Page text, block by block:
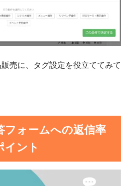
売に、タグ設定を役立ててみて
フォームへの返信率
イント